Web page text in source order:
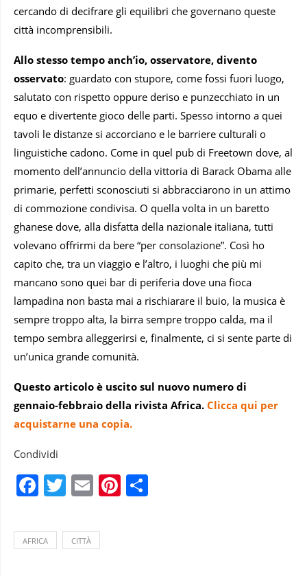
cercando di decifrare gli equilibri che governano queste
città incomprensibili.
Allo stesso tempo anch’io, osservatore, divento
osservato: guardato con stupore, come fossi fuori luogo,
salutato con rispetto oppure deriso e punzecchiato in un
equo e divertente gioco delle parti. Spesso intorno a quei
tavoli le distanze si accorciano e le barriere culturali o
linguistiche cadono. Come in quel pub di Freetown dove, al
momento dell’annuncio della vittoria di Barack Obama alle
primarie, perfetti sconosciuti si abbracciarono in un attimo
di commozione condivisa. O quella volta in un baretto
ghanese dove, alla disfatta della nazionale italiana, tutti
volevano offrirmi da bere “per consolazione”. Così ho
capito che, tra un viaggio e l’altro, i luoghi che più mi
mancano sono quei bar di periferia dove una fioca
lampadina non basta mai a rischiarare il buio, la musica è
sempre troppo alta, la birra sempre troppo calda, ma il
tempo sembra alleggerirsi e, finalmente, ci si sente parte di
un’unica grande comunità.
Questo articolo è uscito sul nuovo numero di
gennaio-febbraio della rivista Africa. Clicca qui per
acquistarne una copia.
Condividi
Facebook
Twitter
EmailPinterest
AFRICA CITTÀ